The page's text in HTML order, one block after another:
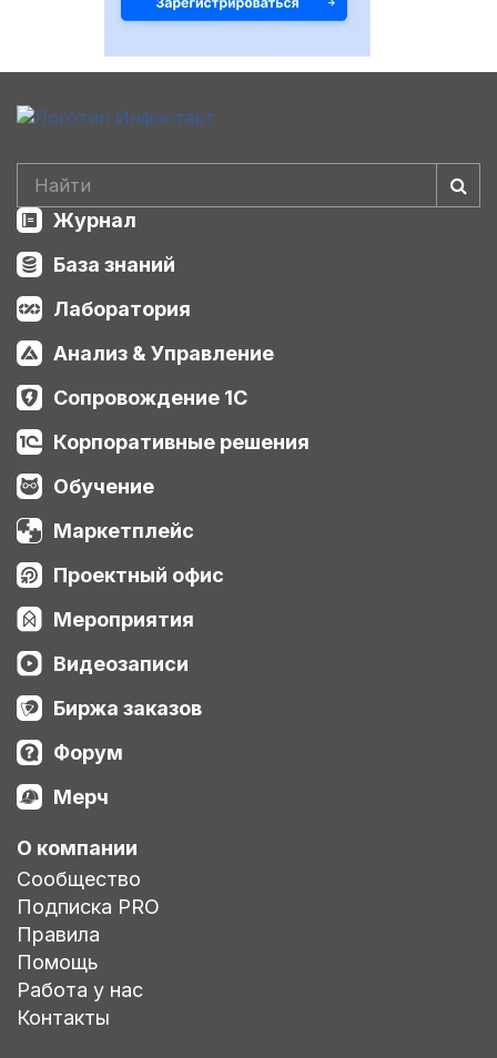
Журнал
База знаний
Лаборатория
Анализ & Управление
Сопровождение 1С
Корпоративные решения
Обучение
Маркетплейс
Проектный офис
Мероприятия
Видеозаписи
Биржа заказов
Форум
Мерч
О компании
Сообщество
Подписка PRO
Правила
Помощь
Работа у нас
Контакты